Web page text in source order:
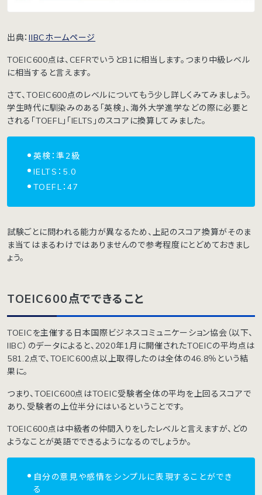
出典：IIBCホームページ
TOEIC600点は、CEFRでいうとB1に相当します。つまり中級レベル
に相当すると言えます。
さて、TOEIC600点のレベルについてもう少し詳しくみてみましょう。
学生時代に馴染みのある「英検」、海外大学進学などの際に必要と
される「TOEFL」「IELTS」のスコアに換算してみました。
英検：準2級
IELTS：5.0
TOEFL：47
試験ごとに問われる能力が異なるため、上記のスコア換算がそのま
ま当てはまるわけではありませんので参考程度にとどめておきまし
ょう。
TOEIC600点でできること
TOEICを主催する日本国際ビジネスコミュニケーション協会（以下、
IIBC）のデータによると、2020年1月に開催されたTOEICの平均点は
581.2点で、TOEIC600点以上取得したのは全体の46.8％という結
果に。
つまり、TOEIC600点はTOEIC受験者全体の平均を上回るスコアで
あり、受験者の上位半分にはいるということです。
TOEIC600点は中級者の仲間入りをしたレベルと言えますが、どの
ようなことが英語でできるようになるのでしょうか。
自分の意見や感情をシンプルに表現することができ
る